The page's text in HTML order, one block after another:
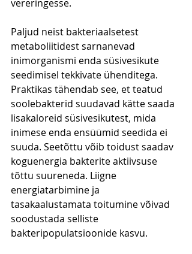
vereringesse.
Paljud neist bakteriaalsetest
metaboliitidest sarnanevad
inimorganismi enda süsivesikute
seedimisel tekkivate ühenditega.
Praktikas tähendab see, et teatud
soolebakterid suudavad kätte saada
lisakaloreid süsivesikutest, mida
inimese enda ensüümid seedida ei
suuda. Seetõttu võib toidust saadav
koguenergia bakterite aktiivsuse
tõttu suureneda. Liigne
energiatarbimine ja
tasakaalustamata toitumine võivad
soodustada selliste
bakteripopulatsioonide kasvu.